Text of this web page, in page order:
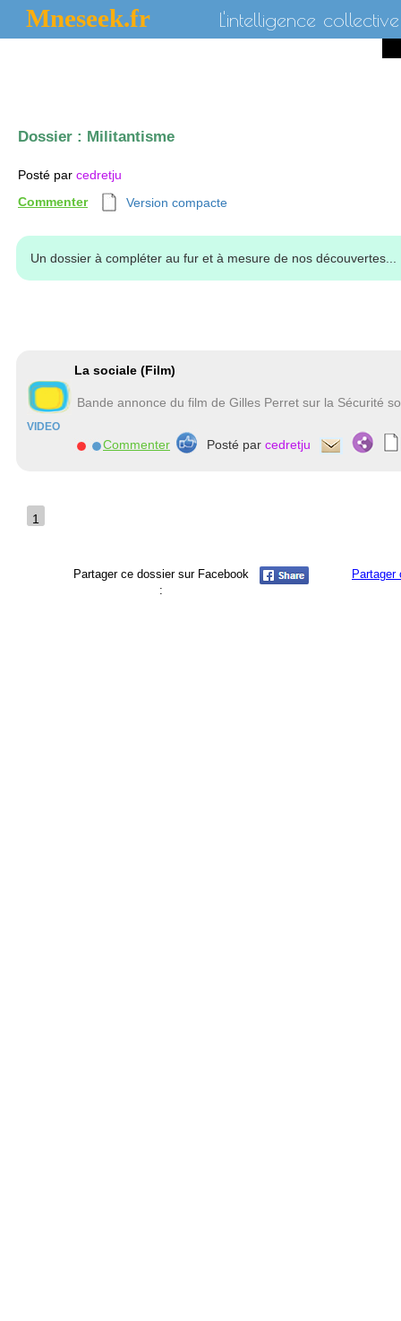
Mneseek.fr L'intelligence collective
Dossier : Militantisme
Posté par cedretju
Commenter
Version compacte
Un dossier à compléter au fur et à mesure de nos découvertes...
VIDEO
La sociale (Film)
Bande annonce du film de Gilles Perret sur la Sécurité
Commenter Posté par cedretju
1
Partager ce dossier sur Facebook
:
Partager